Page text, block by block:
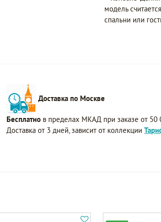
модель
спальни или
Доставка по Москве
Бесплатно в пределах МКАД при заказе от 50
Доставка от 3 дней, зависит от коллекции